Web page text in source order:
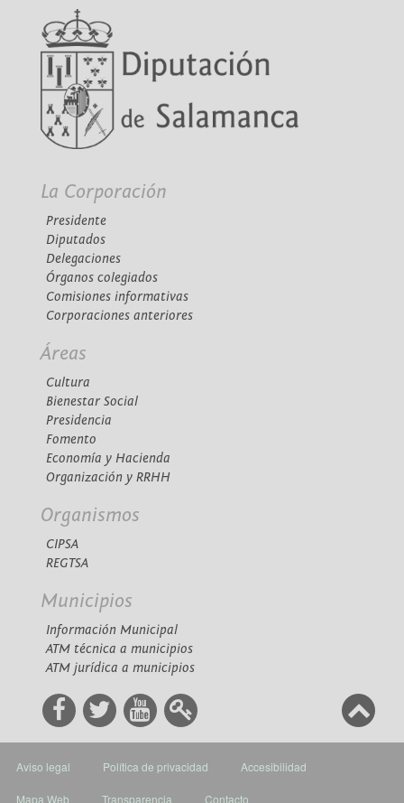
La Corporación
Presidente
Diputados
Delegaciones
Órganos colegiados
Comisiones informativas
Corporaciones anteriores
Áreas
Cultura
Bienestar Social
Presidencia
Fomento
Economía y Hacienda
Organización y RRHH
Organismos
CIPSA
REGTSA
Municipios
Información Municipal
ATM técnica a municipios
ATM jurídica a municipios
Aviso legal Política de privacidad Accesibilidad
Mapa Web Transparencia Contacto